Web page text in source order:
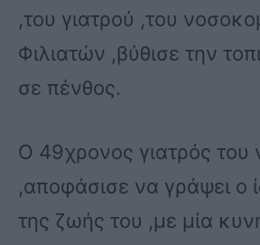
,του γιατρού ,του
Φιλιατών ,βύθισε την
σε πένθος.
Ο 49χρονος γιατρός του
,αποφάσισε να γράψει ο
της ζωής του ,με μία